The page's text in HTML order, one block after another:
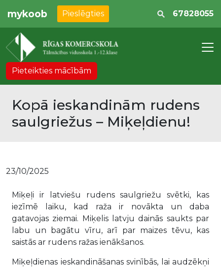
mykoob Pieslēgties 67828055
Pieteikties mācībām
Kopā ieskandinām rudens
saulgriežus – Miķeļdienu!
Miķeļi ir latviešu rudens saulgriežu svētki, kas
iezīmē laiku, kad raža ir novākta un daba
gatavojas ziemai. Miķelis latvju dainās saukts par
labu un bagātu vīru, arī par maizes tēvu, kas
saistās ar rudens ražas ienākšanos.
Miķeļdienas ieskandināšanas svinībās, lai audzēkņi
23/10/2025